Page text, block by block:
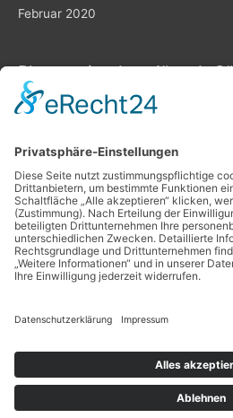
Februar 2020
Planung ist das „A“ und „O“
Datenschutz